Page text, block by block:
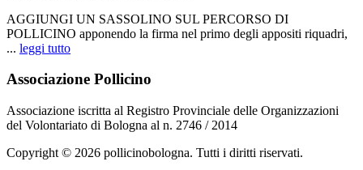
AGGIUNGI UN SASSOLINO SUL PERCORSO DI
POLLICINO apponendo la firma nel primo degli appositi riquadri,
... leggi tutto
Associazione Pollicino
Associazione iscritta al Registro Provinciale delle Organizzazioni
del Volontariato di Bologna al n. 2746 / 2014
Copyright © 2026 pollicinobologna. Tutti i diritti riservati.